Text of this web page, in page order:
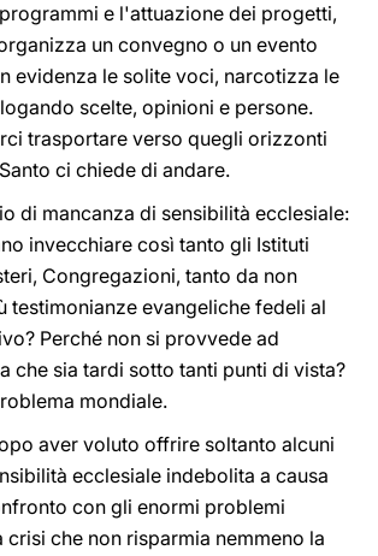
e l'attuazione dei progetti,
un convegno o un evento
evidenza le solite voci, narcotizza le
scelte, opinioni e persone.
trasportare verso quegli orizzonti
ci chiede di andare.
di mancanza di sensibilità ecclesiale:
invecchiare così tanto gli Istituti
Congregazioni, tanto da non
testimonianze evangeliche fedeli al
Perché non si provvede ad
che sia tardi sotto tanti punti di vista?
mondiale.
aver voluto offrire soltanto alcuni
ecclesiale indebolita a causa
con gli enormi problemi
crisi che non risparmia nemmeno la